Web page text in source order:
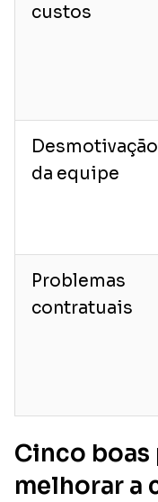
custos
Desmotivação
da equipe
Problemas
contratuais
Cinco boas
melhorar a